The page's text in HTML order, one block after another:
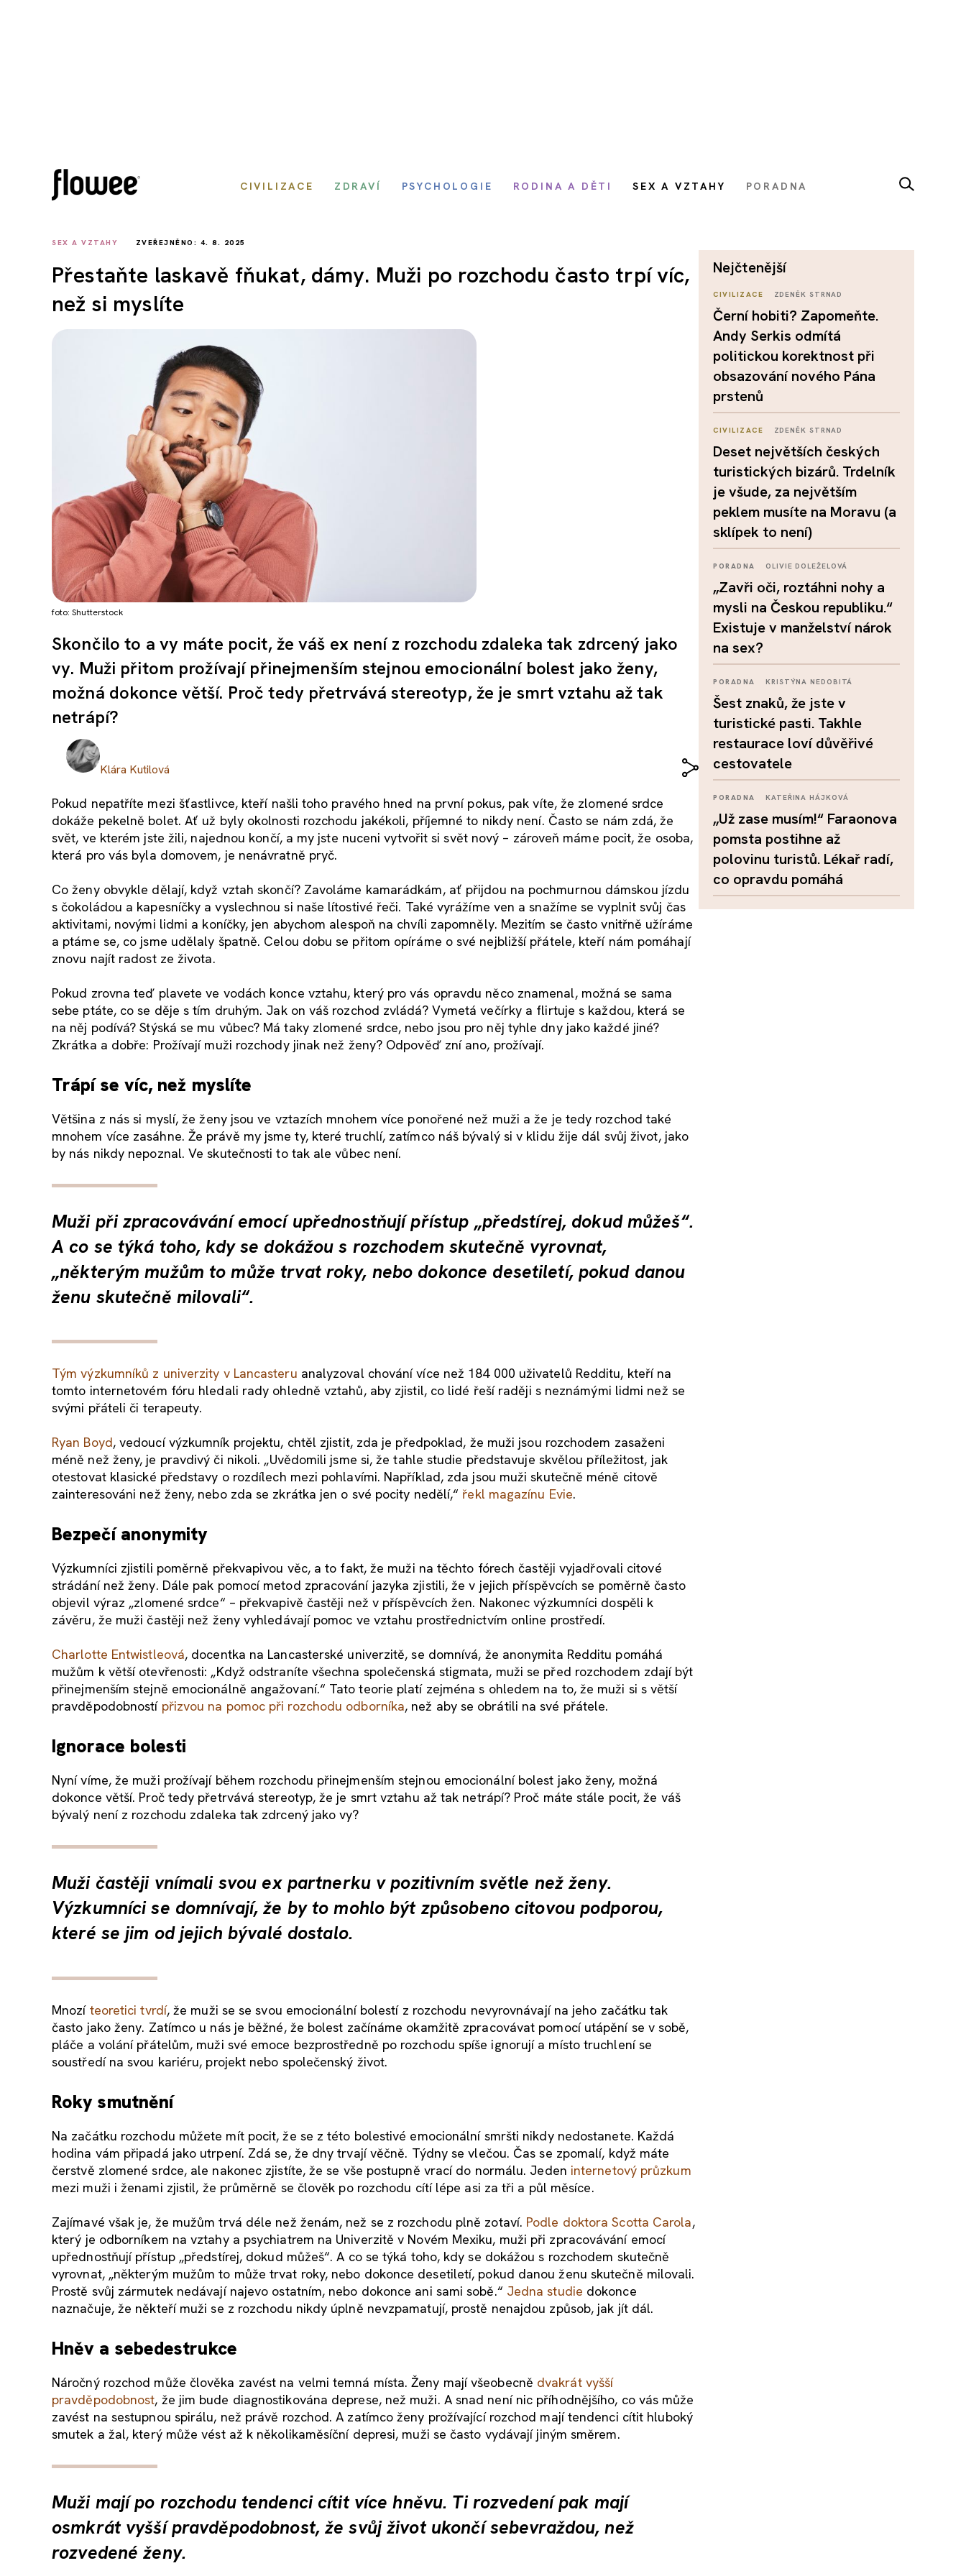
CIVILIZACE ZDRAVÍ PSYCHOLOGIE RODINA A DĚTI SEX A VZTAHY PORADNA
SEX A VZTAHY ZVEŘEJNĚNO: 4. 8. 2025
Přestaňte laskavě fňukat, dámy. Muži po rozchodu často trpí víc,
než si myslíte
foto: Shutterstock
Skončilo to a vy máte pocit, že váš ex není z rozchodu zdaleka tak zdrcený jako
vy. Muži přitom prožívají přinejmenším stejnou emocionální bolest jako ženy,
možná dokonce větší. Proč tedy přetrvává stereotyp, že je smrt vztahu až tak
netrápí?
Klára Kutilová
Pokud nepatříte mezi šťastlivce, kteří našli toho pravého hned na první pokus, pak víte, že zlomené srdce
dokáže pekelně bolet. Ať už byly okolnosti rozchodu jakékoli, příjemné to nikdy není. Často se nám zdá, že
svět, ve kterém jste žili, najednou končí, a my jste nuceni vytvořit si svět nový – zároveň máme pocit, že osoba,
která pro vás byla domovem, je nenávratně pryč.
Co ženy obvykle dělají, když vztah skončí? Zavoláme kamarádkám, ať přijdou na pochmurnou dámskou jízdu
s čokoládou a kapesníčky a vyslechnou si naše lítostivé řeči. Také vyrážíme ven a snažíme se vyplnit svůj čas
aktivitami, novými lidmi a koníčky, jen abychom alespoň na chvíli zapomněly. Mezitím se často vnitřně užíráme
a ptáme se, co jsme udělaly špatně. Celou dobu se přitom opíráme o své nejbližší přátele, kteří nám pomáhají
znovu najít radost ze života.
Pokud zrovna teď plavete ve vodách konce vztahu, který pro vás opravdu něco znamenal, možná se sama
sebe ptáte, co se děje s tím druhým. Jak on váš rozchod zvládá? Vymetá večírky a flirtuje s každou, která se
na něj podívá? Stýská se mu vůbec? Má taky zlomené srdce, nebo jsou pro něj tyhle dny jako každé jiné?
Zkrátka a dobře: Prožívají muži rozchody jinak než ženy? Odpověď zní ano, prožívají.
Trápí se víc, než myslíte
Většina z nás si myslí, že ženy jsou ve vztazích mnohem více ponořené než muži a že je tedy rozchod také
mnohem více zasáhne. Že právě my jsme ty, které truchlí, zatímco náš bývalý si v klidu žije dál svůj život, jako
by nás nikdy nepoznal. Ve skutečnosti to tak ale vůbec není.
Muži při zpracovávání emocí upřednostňují přístup „předstírej, dokud můžeš“.
A co se týká toho, kdy se dokážou s rozchodem skutečně vyrovnat,
„některým mužům to může trvat roky, nebo dokonce desetiletí, pokud danou
ženu skutečně milovali“.
Tým výzkumníků z univerzity v Lancasteru analyzoval chování více než 184 000 uživatelů Redditu, kteří na
tomto internetovém fóru hledali rady ohledně vztahů, aby zjistil, co lidé řeší raději s neznámými lidmi než se
svými přáteli či terapeuty.
Ryan Boyd, vedoucí výzkumník projektu, chtěl zjistit, zda je předpoklad, že muži jsou rozchodem zasaženi
méně než ženy, je pravdivý či nikoli. „Uvědomili jsme si, že tahle studie představuje skvělou příležitost, jak
otestovat klasické představy o rozdílech mezi pohlavími. Například, zda jsou muži skutečně méně citově
zainteresováni než ženy, nebo zda se zkrátka jen o své pocity nedělí,“ řekl magazínu Evie.
Bezpečí anonymity
Výzkumníci zjistili poměrně překvapivou věc, a to fakt, že muži na těchto fórech častěji vyjadřovali citové
strádání než ženy. Dále pak pomocí metod zpracování jazyka zjistili, že v jejich příspěvcích se poměrně často
objevil výraz „zlomené srdce“ – překvapivě častěji než v příspěvcích žen. Nakonec výzkumníci dospěli k
závěru, že muži častěji než ženy vyhledávají pomoc ve vztahu prostřednictvím online prostředí.
Charlotte Entwistleová, docentka na Lancasterské univerzitě, se domnívá, že anonymita Redditu pomáhá
mužům k větší otevřenosti: „Když odstraníte všechna společenská stigmata, muži se před rozchodem zdají být
přinejmenším stejně emocionálně angažovaní.“ Tato teorie platí zejména s ohledem na to, že muži si s větší
pravděpodobností přizvou na pomoc při rozchodu odborníka, než aby se obrátili na své přátele.
Ignorace bolesti
Nyní víme, že muži prožívají během rozchodu přinejmenším stejnou emocionální bolest jako ženy, možná
dokonce větší. Proč tedy přetrvává stereotyp, že je smrt vztahu až tak netrápí? Proč máte stále pocit, že váš
bývalý není z rozchodu zdaleka tak zdrcený jako vy?
Muži častěji vnímali svou ex partnerku v pozitivním světle než ženy.
Výzkumníci se domnívají, že by to mohlo být způsobeno citovou podporou,
které se jim od jejich bývalé dostalo.
Mnozí teoretici tvrdí, že muži se se svou emocionální bolestí z rozchodu nevyrovnávají na jeho začátku tak
často jako ženy. Zatímco u nás je běžné, že bolest začínáme okamžitě zpracovávat pomocí utápění se v sobě,
pláče a volání přátelům, muži své emoce bezprostředně po rozchodu spíše ignorují a místo truchlení se
soustředí na svou kariéru, projekt nebo společenský život.
Roky smutnění
Na začátku rozchodu můžete mít pocit, že se z této bolestivé emocionální smršti nikdy nedostanete. Každá
hodina vám připadá jako utrpení. Zdá se, že dny trvají věčně. Týdny se vlečou. Čas se zpomalí, když máte
čerstvě zlomené srdce, ale nakonec zjistíte, že se vše postupně vrací do normálu. Jeden internetový průzkum
mezi muži i ženami zjistil, že průměrně se člověk po rozchodu cítí lépe asi za tři a půl měsíce.
Zajímavé však je, že mužům trvá déle než ženám, než se z rozchodu plně zotaví. Podle doktora Scotta Carola,
který je odborníkem na vztahy a psychiatrem na Univerzitě v Novém Mexiku, muži při zpracovávání emocí
upřednostňují přístup „předstírej, dokud můžeš“. A co se týká toho, kdy se dokážou s rozchodem skutečně
vyrovnat, „některým mužům to může trvat roky, nebo dokonce desetiletí, pokud danou ženu skutečně milovali.
Prostě svůj zármutek nedávají najevo ostatním, nebo dokonce ani sami sobě.“ Jedna studie dokonce
naznačuje, že někteří muži se z rozchodu nikdy úplně nevzpamatují, prostě nenajdou způsob, jak jít dál.
Hněv a sebedestrukce
Náročný rozchod může člověka zavést na velmi temná místa. Ženy mají všeobecně dvakrát vyšší
pravděpodobnost, že jim bude diagnostikována deprese, než muži. A snad není nic příhodnějšího, co vás může
zavést na sestupnou spirálu, než právě rozchod. A zatímco ženy prožívající rozchod mají tendenci cítit hluboký
smutek a žal, který může vést až k několikaměsíční depresi, muži se často vydávají jiným směrem.
Muži mají po rozchodu tendenci cítit více hněvu. Ti rozvedení pak mají
osmkrát vyšší pravděpodobnost, že svůj život ukončí sebevraždou, než
rozvedené ženy.
nejčtenější
CIVILIZACE ZDENĚK STRNAD
Černí hobiti? Zapomeňte.
Andy Serkis odmítá
politickou korektnost při
obsazování nového Pána
prstenů
CIVILIZACE ZDENĚK STRNAD
Deset největších českých
turistických bizárů. Trdelník
je všude, za největším
peklem musíte na Moravu (a
sklípek to není)
PORADNA OLIVIE DOLEŽELOVÁ
„Zavři oči, roztáhni nohy a
mysli na Českou republiku.“
Existuje v manželství nárok
na sex?
PORADNA KRISTÝNA NEDOBITÁ
Šest znaků, že jste v
turistické pasti. Takhle
restaurace loví důvěřivé
cestovatele
PORADNA KATEŘINA HÁJKOVÁ
„Už zase musím!“ Faraonova
pomsta postihne až
polovinu turistů. Lékař radí,
co opravdu pomáhá